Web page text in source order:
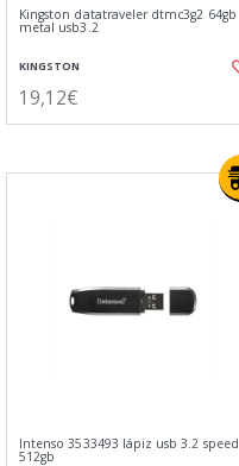
Kingston datatraveler dtmc3g2 64gb
metal usb3.2
KINGSTON
19,12€
Intenso 3533493 lápiz usb 3.2 speed
512gb